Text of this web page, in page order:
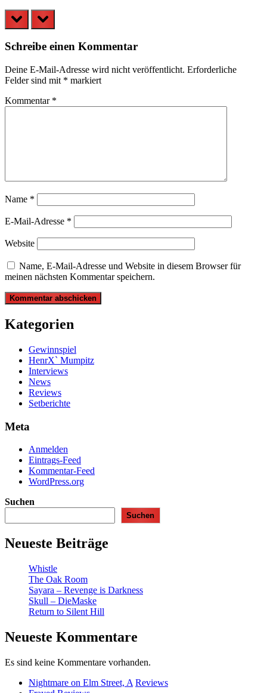
prev next
Schreibe einen Kommentar
Deine E-Mail-Adresse wird nicht veröffentlicht. Erforderliche
Felder sind mit * markiert
Kommentar *
Name *
E-Mail-Adresse *
Website
Name, E-Mail-Adresse und Website in diesem Browser für
meinen nächsten Kommentar speichern.
Kategorien
Gewinnspiel
HenrX` Mumpitz
Interviews
News
Reviews
Setberichte
Meta
Anmelden
Eintrags-Feed
Kommentar-Feed
WordPress.org
Suchen
Suchen
Neueste Beiträge
Whistle
The Oak Room
Sayara – Revenge is Darkness
Skull – DieMaske
Return to Silent Hill
Neueste Kommentare
Es sind keine Kommentare vorhanden.
Nightmare on Elm Street, A Reviews